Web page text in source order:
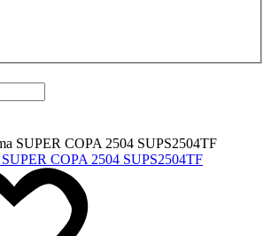
COPA 2504 SUPS2504TF